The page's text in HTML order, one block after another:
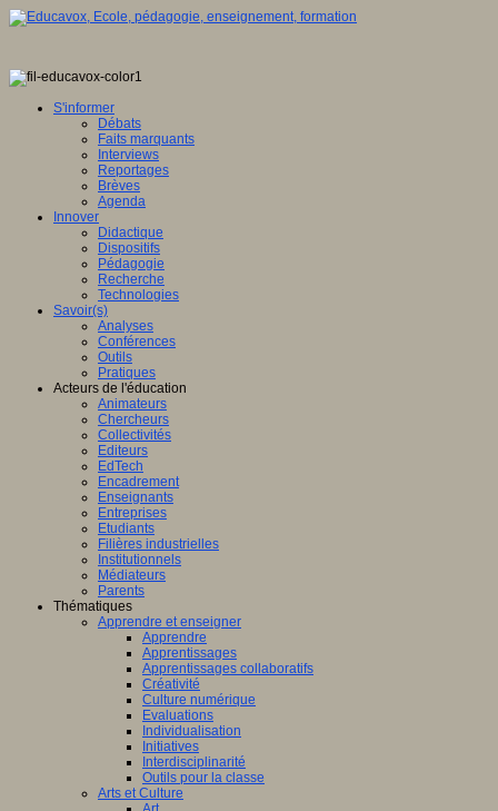
S'informer
Débats
Faits marquants
Interviews
Reportages
Brèves
Agenda
Innover
Didactique
Dispositifs
Pédagogie
Recherche
Technologies
Savoir(s)
Analyses
Conférences
Outils
Pratiques
Acteurs de l'éducation
Animateurs
Chercheurs
Collectivités
Editeurs
EdTech
Encadrement
Enseignants
Entreprises
Etudiants
Filières industrielles
Institutionnels
Médiateurs
Parents
Thématiques
Apprendre et enseigner
Apprendre
Apprentissages
Apprentissages collaboratifs
Créativité
Culture numérique
Evaluations
Individualisation
Initiatives
Interdisciplinarité
Outils pour la classe
Arts et Culture